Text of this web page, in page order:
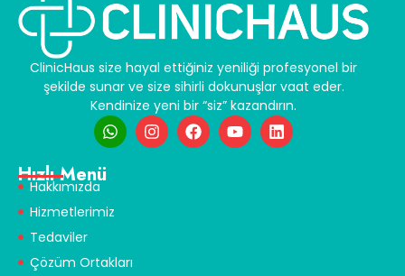
ClinicHaus size hayal ettiğiniz yeniliği profesyonel bir
şekilde sunar ve size sihirli dokunuşlar vaat eder.
Kendinize yeni bir “siz” kazandırın.
Hızlı Menü
Hakkımızda
Hizmetlerimiz
Tedaviler
Çözüm Ortakları